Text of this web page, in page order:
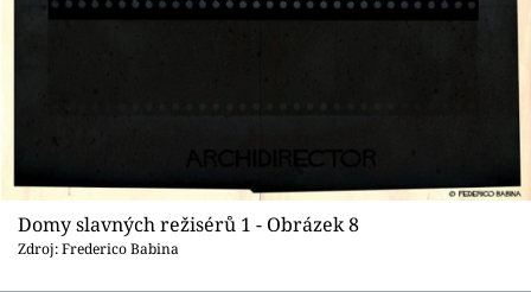
Domy slavných režisérů 1 - Obrázek 8
Zdroj: Frederico Babina